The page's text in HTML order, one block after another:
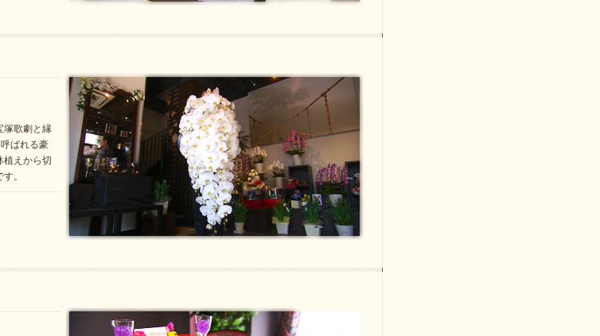
塚歌劇と縁
ばれる豪
植えから切
。